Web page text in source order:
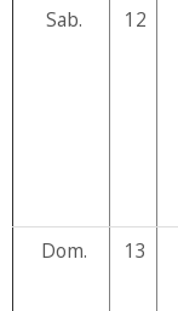
Sab. 12
Dom. 13